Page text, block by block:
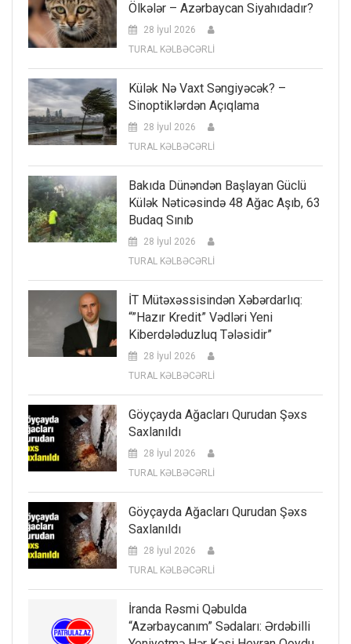
Ölkələr – Azərbaycan Siyahıdadır?
28 İyul 2026
TURAL KƏLBƏCƏRLİ
Külək Nə Vaxt Səngiyəcək? –
Sinoptiklərdən Açıqlama
28 İyul 2026
TURAL KƏLBƏCƏRLİ
Bakıda Dünəndən Başlayan Güclü
Külək Nəticəsində 48 Ağac Aşıb, 63
Budaq Sınıb
28 İyul 2026
TURAL KƏLBƏCƏRLİ
İT Mütəxəssisindən Xəbərdarlıq:
“”Hazır Kredit” Vədləri Yeni
Kiberdələduzluq Tələsidir”
28 İyul 2026
TURAL KƏLBƏCƏRLİ
Göyçayda Ağacları Qurudan Şəxs
Saxlanıldı
28 İyul 2026
TURAL KƏLBƏCƏRLİ
Göyçayda Ağacları Qurudan Şəxs
Saxlanıldı
28 İyul 2026
TURAL KƏLBƏCƏRLİ
İranda Rəsmi Qəbulda
“Azərbaycanım” Sədaları: Ərdəbilli